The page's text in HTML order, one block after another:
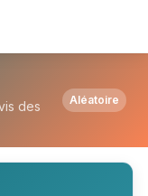
ou Play
des
Aléatoire